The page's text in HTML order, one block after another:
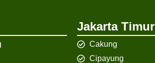
Jakarta Timur
Cakung
Cipayung